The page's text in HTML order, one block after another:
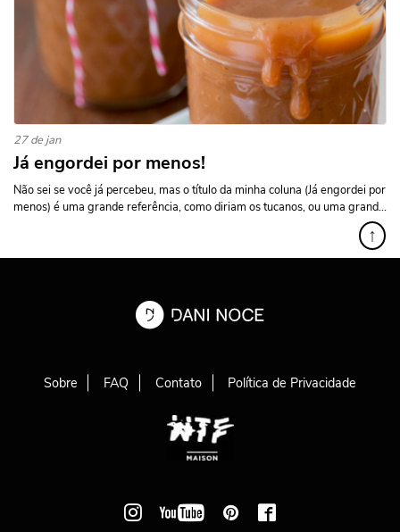
27 de jan
Já engordei por menos!
Não sei se você já percebeu, mas o título da minha coluna (Já engordei por
menos) é uma grande referência, como diriam os tucanos, ou uma grand...
↑
Sobre FAQ Contato Política de Privacidade